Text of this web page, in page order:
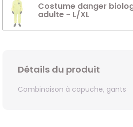
Costume danger
adulte - L/XL
Détails du produit
Combinaison à capuche, gants